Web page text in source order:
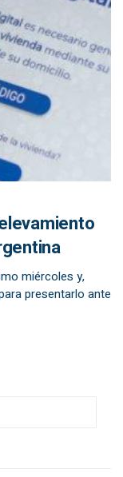
miércoles y,
presentarlo ante